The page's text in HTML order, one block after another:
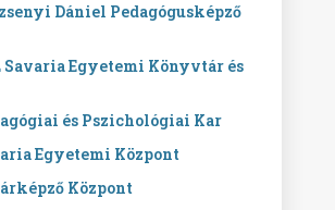
Dániel Pedagógusképző
Savaria Egyetemi Könyvtár és
és Pszichológiai Kar
Egyetemi Központ
Központ